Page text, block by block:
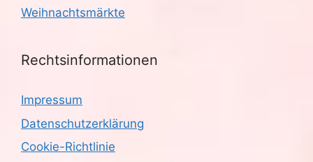
Weihnachtsmärkte
Rechtsinformationen
Impressum
Datenschutzerklärung
Cookie-Richtlinie